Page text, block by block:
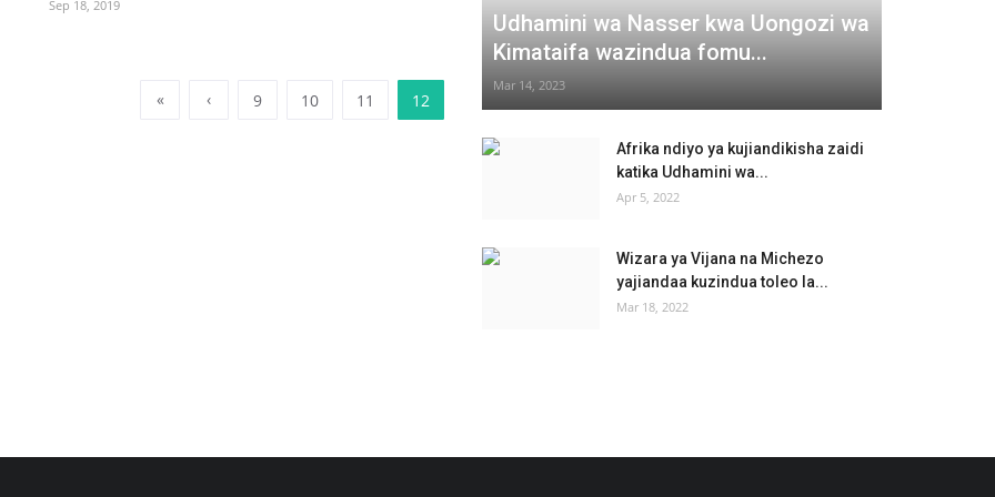
Sep 18, 2019
« ‹ 9 10 11 12
Udhamini wa Nasser kwa Uongozi wa
Kimataifa wazindua fomu...
Mar 14, 2023
Afrika ndiyo ya kujiandikisha zaidi
katika Udhamini wa...
Apr 5, 2022
Wizara ya Vijana na Michezo
yajiandaa kuzindua toleo la...
Mar 18, 2022